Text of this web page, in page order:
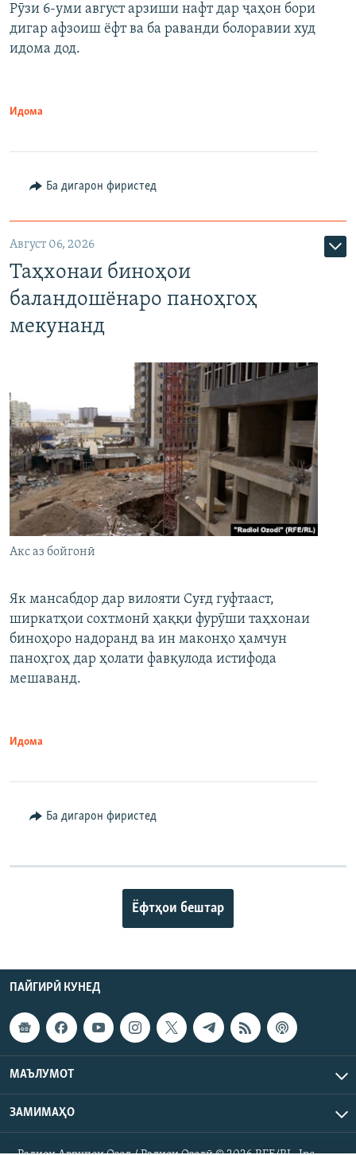
Рӯзи 6-уми август арзиши нафт дар ҷаҳон бори
дигар афзоиш ёфт ва ба раванди болоравии худ
идома дод.
Идома
Ба дигарон фиристед
Август 06, 2026
Таҳхонаи биноҳои
баландошёнаро паноҳгоҳ
мекунанд
Акс аз бойгонӣ
Як мансабдор дар вилояти Суғд гуфтааст,
ширкатҳои сохтмонӣ ҳаққи фурӯши таҳхонаи
биноҳоро надоранд ва ин маконҳо ҳамчун
паноҳгоҳ дар ҳолати фавқулода истифода
мешаванд.
Идома
Ба дигарон фиристед
Ёфтҳои бештар
ПАЙГИРӢ КУНЕД
МАЪЛУМОТ
ЗАМИМАҲО